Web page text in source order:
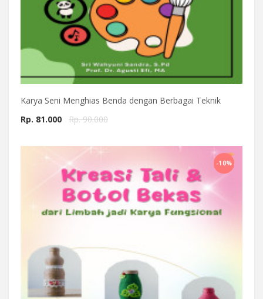
Karya Seni Menghias Benda dengan Berbagai Teknik
Rp. 81.000
Rp. 90.000
-10%